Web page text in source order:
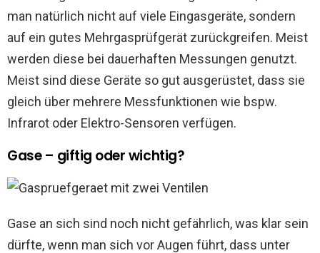
man natürlich nicht auf viele Eingasgeräte, sondern
auf ein gutes Mehrgasprüfgerät zurückgreifen. Meist
werden diese bei dauerhaften Messungen genutzt.
Meist sind diese Geräte so gut ausgerüstet, dass sie
gleich über mehrere Messfunktionen wie bspw.
Infrarot oder Elektro-Sensoren verfügen.
Gase – giftig oder wichtig?
Gase an sich sind noch nicht gefährlich, was klar sein
dürfte, wenn man sich vor Augen führt, dass unter